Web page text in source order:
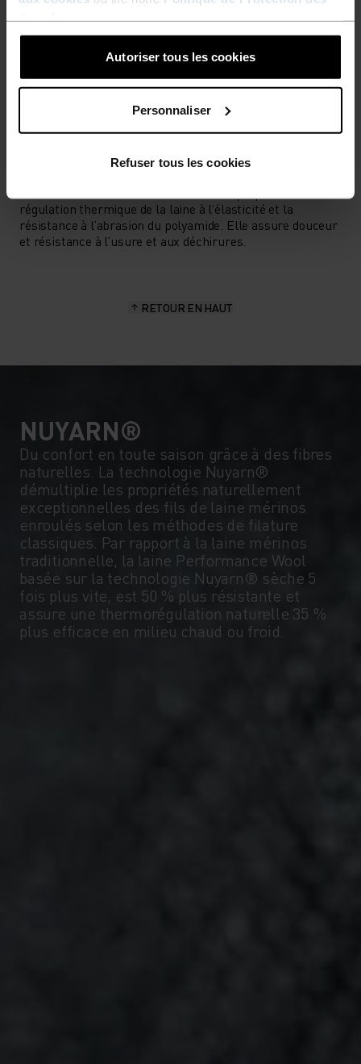
Autoriser tous les cookies
Personnaliser
Refuser tous les cookies
TYPE D’ACTIVITÉ
ACTIVITÉS À HAUTE INTENSITÉ
Cyclisme
CARACTÉRISTIQUES DES MATIÈRES
régulation thermique de la laine à l’élasticité et la
résistance à l’abrasion du polyamide. Elle assure douceur
et résistance à l’usure et aux déchirures.
RETOUR EN HAUT
NUYARN®
Du confort en toute saison grâce à des fibres
naturelles. La technologie Nuyarn®
démultiplie les propriétés naturellement
exceptionnelles des fils de laine mérinos
enroulés selon les méthodes de filature
classiques. Par rapport à la laine mérinos
traditionnelle, la laine Performance Wool
basée sur la technologie Nuyarn® sèche 5
fois plus vite, est 50 % plus résistante et
assure une thermorégulation naturelle 35 %
plus efficace en milieu chaud ou froid.